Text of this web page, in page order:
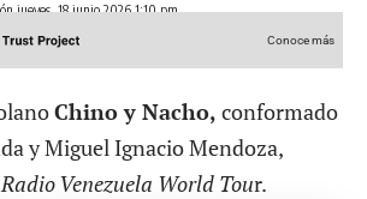
jueves, 18 junio 2026 1:10 pm
Conoce más
Chino y Nacho, conformado
y Miguel Ignacio Mendoza,
Radio Venezuela World Tour.